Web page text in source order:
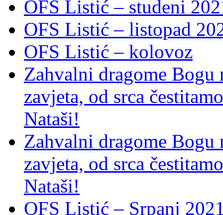
OFS Listić – studeni
OFS Listić – listopad
OFS Listić – kolovoz
Zahvalni dragome Bogu
zavjeta, od srca
Nataši!
Zahvalni dragome Bogu
zavjeta, od srca
Nataši!
OFS Listić – Srpanj